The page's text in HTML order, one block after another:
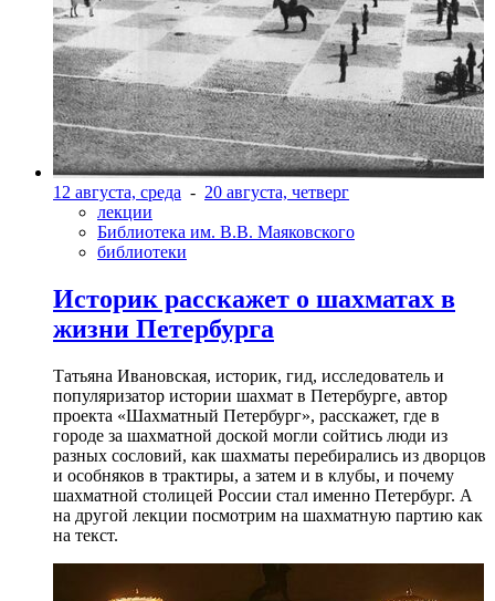
12 августа, среда - 20 августа, четверг
лекции
Библиотека им. В.В. Маяковского
библиотеки
Историк расскажет о шахматах в
жизни Петербурга
Татьяна Ивановская, историк, гид, исследователь и
популяризатор истории шахмат в Петербурге, автор
проекта «Шахматный Петербург», расскажет, где в
городе за шахматной доской могли сойтись люди из
разных сословий, как шахматы перебирались из дворцов
и особняков в трактиры, а затем и в клубы, и почему
шахматной столицей России стал именно Петербург. А
на другой лекции посмотрим на шахматную партию как
на текст.